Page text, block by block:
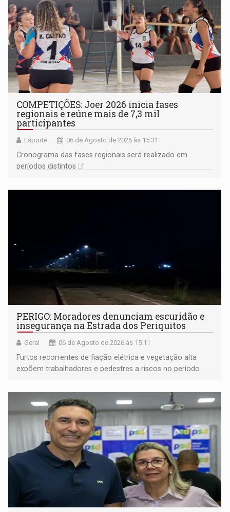
COMPETIÇÕES: Joer 2026 inicia fases
regionais e reúne mais de 7,3 mil
participantes
Esporte 06 de Agosto de 2026 às 15:31
Cronograma das fases regionais será realizado em
períodos distintos
PERIGO: Moradores denunciam escuridão e
insegurança na Estrada dos Periquitos
Geral 06 de Agosto de 2026 às 15:11
Furtos recorrentes de fiação elétrica e vegetação alta
expõem trabalhadores e pedestres a riscos no período